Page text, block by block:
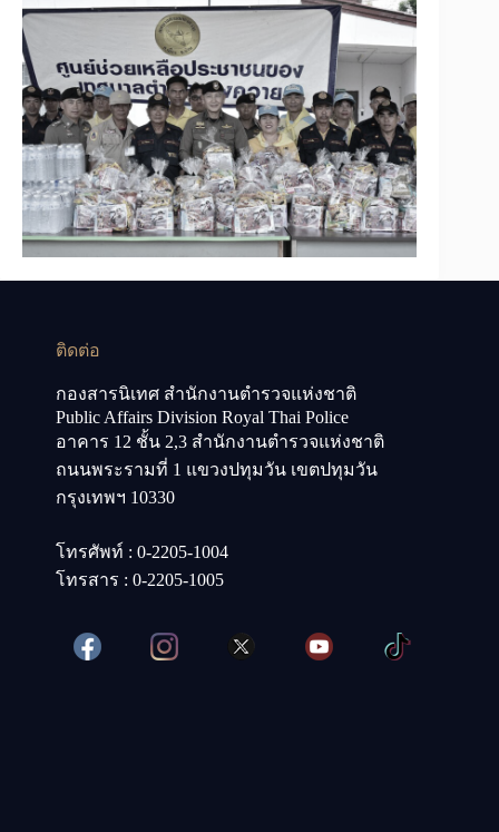
ติดต่อ
กองสารนิเทศ สำนักงานตำรวจแห่งชาติ
Public Affairs Division Royal Thai Police
อาคาร 12 ชั้น 2,3 สำนักงานตำรวจแห่งชาติ
ถนนพระรามที่ 1 แขวงปทุมวัน เขตปทุมวัน
กรุงเทพฯ 10330
โทรศัพท์ : 0-2205-1004
โทรสาร : 0-2205-1005